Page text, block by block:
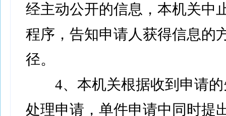
经主动公开的信息，本机关中
程序，告知申请人获得信息的
径。
4、本机关根据收到申请的
处理申请，单件申请中同时提